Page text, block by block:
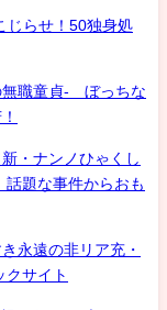
じらせ！50独身処
職童貞- ぼっちな
・ナンノひゃくし
題な事件からおも
永遠の非リア充・
クサイト